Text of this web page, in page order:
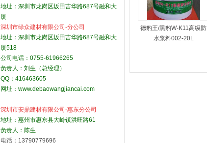
地址：深圳市龙岗区坂田吉华路687号融和大
厦
深圳市绿众建材有限公司-分公司
地址：深圳市龙岗区坂田吉华路687号融和大
厦518
公司电话：0755-61966265
负责人：刘生（总经理）
QQ：416463605
网址： www.debaowangjiancai.com
深圳市安鼎建材有限公司-惠东分公司
地址：惠州市惠东县大岭镇洪旺路61
负责人：陈生
电话：13790779696
德豹王/黑豹W-K11高级防
水浆料002-20L